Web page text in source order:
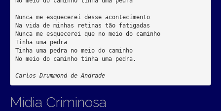
Nunca me esquecerei desse acontecimento
Na vida de minhas retinas tão fatigadas
Nunca me esquecerei que no meio do caminho
Tinha uma pedra
Tinha uma pedra no meio do caminho
No meio do caminho tinha uma pedra.
Carlos Drummond de Andrade
Mídia Criminosa